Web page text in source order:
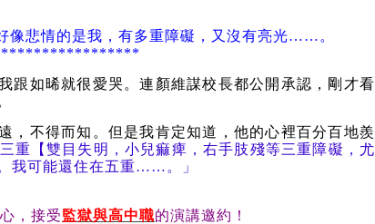
像悲情的是我，有多重障礙，又沒有亮光…… 。
跟如晞就很愛哭。連顏維謀校長都公開承認，剛才看
，不得而知。但是我肯定知道，他的心裡百分百地羨
重【雙目失明，小兒痲痺，右手肢殘等三重障礙，尤
我可能還住在五重……。」
，接受監獄與高中職的演講邀約！